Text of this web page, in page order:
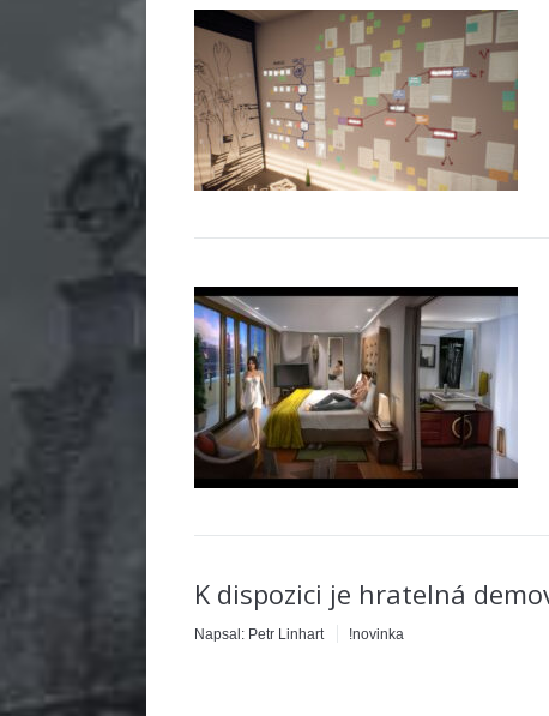
K dispozici je hratelná
Napsal: Petr Linhart !novinka